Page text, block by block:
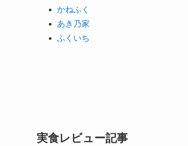
かねふく
あき乃家
ふくいち
実食レビュー記事